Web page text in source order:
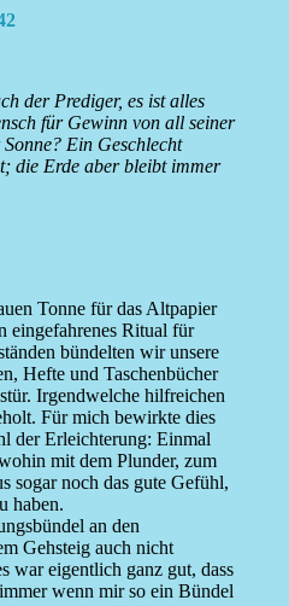
der Prediger, es ist alles
für Gewinn von all seiner
Ein Geschlecht
die Erde aber bleibt immer
Tonne für das Altpapier
eingefahrenes Ritual für
bündelten wir unsere
Hefte und Taschenbücher
Irgendwelche hilfreichen
Für mich bewirkte dies
der Erleichterung: Einmal
mit dem Plunder, zum
sogar noch das gute Gefühl,
haben.
an den
Gehsteig auch nicht
war eigentlich ganz gut, dass
wenn mir so ein Bündel